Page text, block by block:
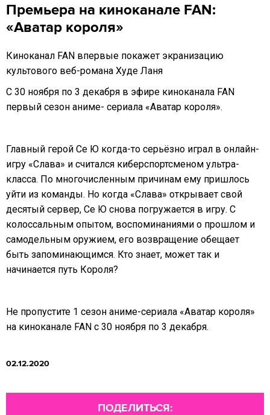
Премьера на киноканале FAN:
«Аватар короля»
Киноканал FAN впервые покажет экранизацию
культового веб-романа Худе Ланя
С 30 ноября по 3 декабря в эфире киноканала FAN
первый сезон аниме- сериала «Аватар короля».
Главный герой Се Ю когда-то серьёзно играл в онлайн-
игру «Слава» и считался киберспортсменом ультра-
класса. По многочисленным причинам ему пришлось
уйти из команды. Но когда «Слава» открывает свой
десятый сервер, Се Ю снова погружается в игру. С
колоссальным опытом, воспоминаниями о прошлом и
самодельным оружием, его возвращение обещает
быть запоминающимся. Кто знает, может так и
начинается путь Короля?
Не пропустите 1 сезон аниме-сериала «Аватар короля»
на киноканале FAN c 30 ноября по 3 декабря.
02.12.2020
ПОДЕЛИТЬСЯ: